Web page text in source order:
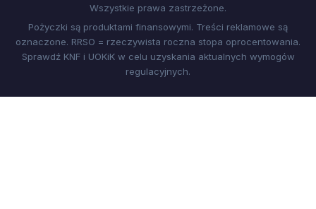
Wszystkie prawa zastrzeżone.
Pożyczki są produktami finansowymi. Treści reklamowe są
oznaczone. RRSO = rzeczywista roczna stopa oprocentowania.
Sprawdź KNF i UOKiK w celu uzyskania aktualnych wymogów
regulacyjnych.